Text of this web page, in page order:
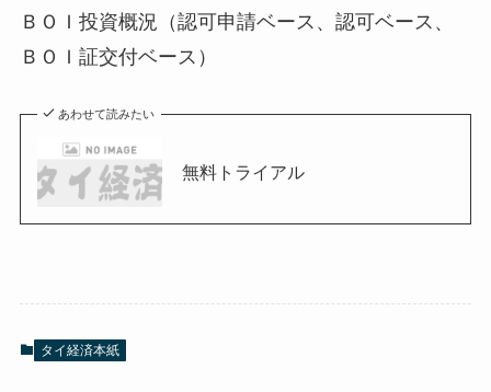
ＢＯＩ投資概況（認可申請ベース、認可ベース、
ＢＯＩ証交付ベース）
あわせて読みたい
無料トライアル
タイ経済本紙